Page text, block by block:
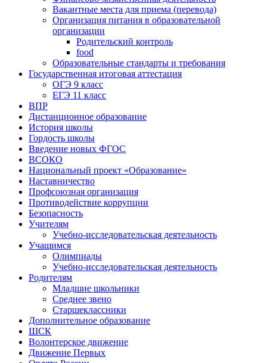
Вакантные места для приема (перевода)
Организация питания в образовательной
организации
Родительский контроль
food
Образовательные стандарты и требования
Государственная итоговая аттестация
ОГЭ 9 класс
ЕГЭ 11 класс
ВПР
Дистанционное образование
История школы
Гордость школы
Введение новых ФГОС
ВСОКО
Национальный проект «Образование»
Наставничество
Профсоюзная организация
Противодействие коррупции
Безопасность
Учителям
Учебно-исследовательская деятельность
Учащимся
Олимпиады
Учебно-исследовательская деятельность
Родителям
Младшие школьники
Среднее звено
Старшеклассники
Дополнительное образование
ШСК
Волонтерское движение
Движение Первых